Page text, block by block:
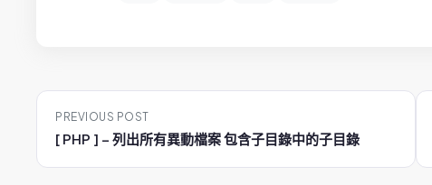
PPREVIOUS POST
[ PHP ] – 列出所有異動檔案 包含子目錄中的子目錄